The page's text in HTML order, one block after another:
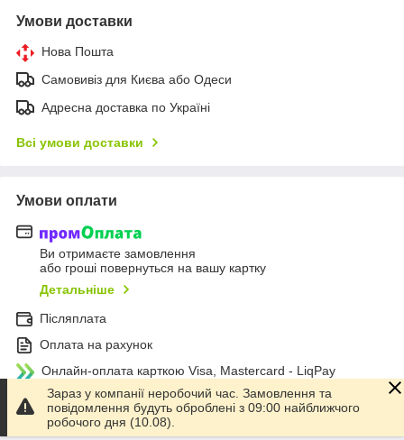
Умови доставки
Нова Пошта
Самовивіз для Києва або Одеси
Адресна доставка по Україні
Всі умови доставки
Умови оплати
Ви отримаєте замовлення
або гроші повернуться на вашу картку
Детальніше
Післяплата
Оплата на рахунок
Онлайн-оплата карткою Visa, Mastercard - LiqPay
Всі умови оплати
Зараз у компанії неробочий час. Замовлення та
повідомлення будуть оброблені з 09:00 найближчого
робочого дня (10.08).